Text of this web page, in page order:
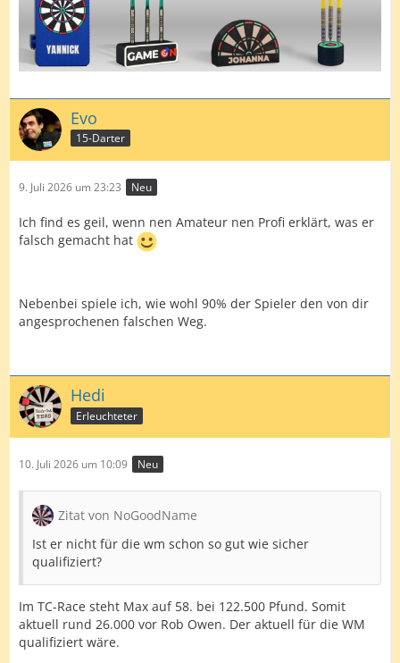
Evo
15-Darter
9. Juli 2026 um 23:23 Neu
Ich find es geil, wenn nen Amateur nen Profi erklärt, was er
falsch gemacht hat
Nebenbei spiele ich, wie wohl 90% der Spieler den von dir
angesprochenen falschen Weg.
Hedi
Erleuchteter
10. Juli 2026 um 10:09 Neu
Zitat von NoGoodName
Ist er nicht für die wm schon so gut wie sicher
qualifiziert?
Im TC-Race steht Max auf 58. bei 122.500 Pfund. Somit
aktuell rund 26.000 vor Rob Owen. Der aktuell für die WM
qualifiziert wäre.